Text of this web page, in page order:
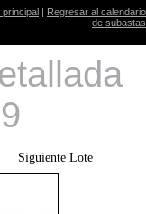
principal | Regresar al calendario
de subastas
Siguiente Lote